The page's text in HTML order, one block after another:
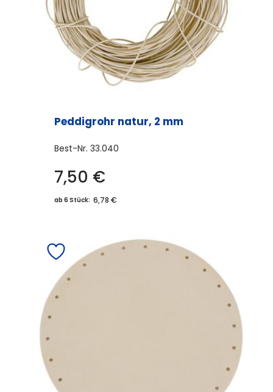
Peddigrohr natur, 2 mm
Best-Nr. 33.040
7,50 €
ab 6 Stück: 6,78 €